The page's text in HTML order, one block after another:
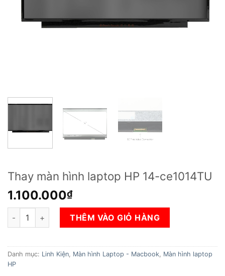
Thay màn hình laptop HP 14-ce1014TU
1.100.000₫
Thay màn hình laptop HP 14-ce1014TU số lượng
THÊM VÀO GIỎ HÀNG
Danh mục: Linh Kiện, Màn hình Laptop - Macbook, Màn hình laptop
HP